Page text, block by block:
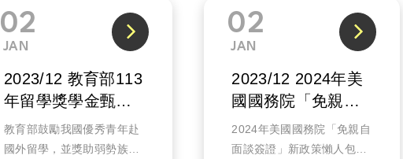
02
JAN
2023/12 教育部113
年留學獎學金甄試
1/10報名
教育部鼓勵我國優秀青年赴
國外留學，並獎助弱勢族群
02
JAN
2023/12 2024年美
國國務院「免親自
面談簽證」新政策
懶人包，尤其學生
2024年美國國務院「免親自
面談簽證」新政策懶人包，